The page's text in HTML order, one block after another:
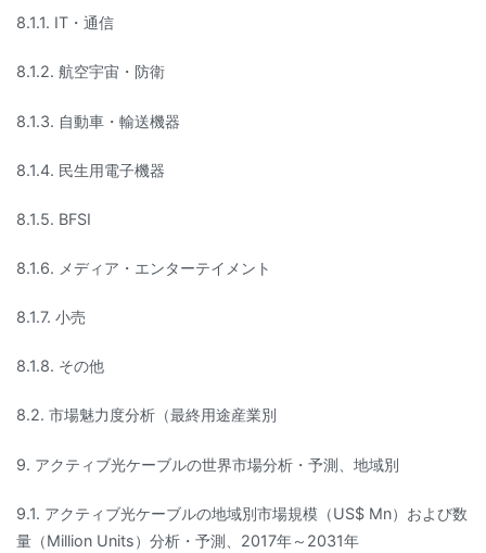
8.1.1. IT・通信
8.1.2. 航空宇宙・防衛
8.1.3. 自動車・輸送機器
8.1.4. 民生用電子機器
8.1.5. BFSI
8.1.6. メディア・エンターテイメント
8.1.7. 小売
8.1.8. その他
8.2. 市場魅力度分析（最終用途産業別
9. アクティブ光ケーブルの世界市場分析・予測、地域別
9.1. アクティブ光ケーブルの地域別市場規模（US$ Mn）および数
量（Million Units）分析・予測、2017年～2031年